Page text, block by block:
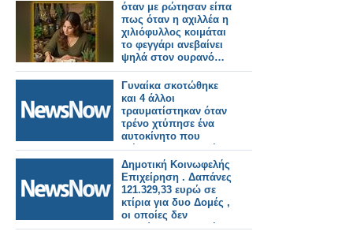
όταν με ρώτησαν είπα
πως όταν η αχιλλέα η
χιλιόφυλλος κοιμάται
το φεγγάρι ανεβαίνει
ψηλά στον ουρανό…
Γυναίκα σκοτώθηκε
και 4 άλλοι
τραυματίστηκαν όταν
τρένο χτύπησε ένα
αυτοκίνητο που
διέσχιζε τις γραμμές
στη Νότια
Καλιφόρνια. Βίντεο.
Δημοτική Κοινωφελής
Επιχείρηση . Δαπάνες
121.329,33 ευρώ σε
κτίρια για δυο Δομές ,
οι οποίες δεν
λειτούργησαν ποτέ.